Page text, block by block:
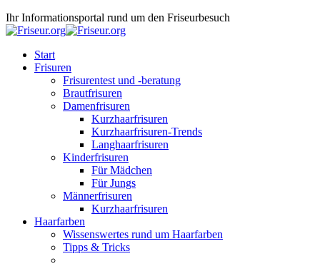
Ihr Informationsportal rund um den Friseurbesuch
Start
Frisuren
Frisurentest und -beratung
Brautfrisuren
Damenfrisuren
Kurzhaarfrisuren
Kurzhaarfrisuren-Trends
Langhaarfrisuren
Kinderfrisuren
Für Mädchen
Für Jungs
Männerfrisuren
Kurzhaarfrisuren
Haarfarben
Wissenswertes rund um Haarfarben
Tipps & Tricks